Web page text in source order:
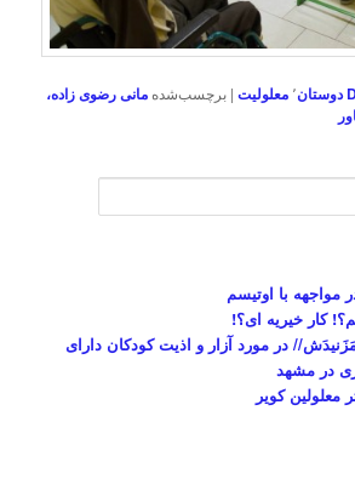
دوستان٬ معلولیت |برچسب‌شده مانی رضوی زاده،
مواجهه با اوتیسم
کار خیریه ای؟!
در مورد آزار و اذیت کودکان دارای
در مشهد
معلولین کویر